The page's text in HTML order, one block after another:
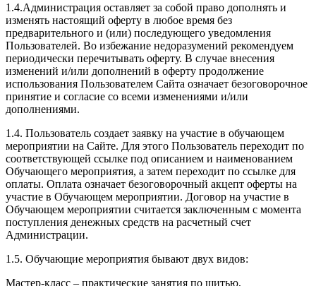
1.4.Администрация оставляет за собой право дополнять и
изменять настоящий оферту в любое время без
предварительного и (или) последующего уведомления
Пользователей. Во избежание недоразумений рекомендуем
периодически перечитывать оферту. В случае внесения
изменений и/или дополнений в оферту продолжение
использования Пользователем Сайта означает безоговорочное
принятие и согласие со всеми изменениями и/или
дополнениями.
1.4. Пользователь создает заявку на участие в обучающем
мероприятии на Сайте. Для этого Пользователь переходит по
соответствующей ссылке под описанием и наименованием
Обучающего мероприятия, а затем переходит по ссылке для
оплаты. Оплата означает безоговорочный акцепт оферты на
участие в Обучающем мероприятии. Договор на участие в
Обучающем мероприятии считается заключенным с момента
поступления денежных средств на расчетный счет
Администрации.
1.5. Обучающие мероприятия бывают двух видов:
Мастер-класс – практические занятия по шитью,